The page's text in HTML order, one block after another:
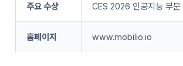
주요 수상 CES 2026 인공지능 부
홈페이지 www.mobilio.io